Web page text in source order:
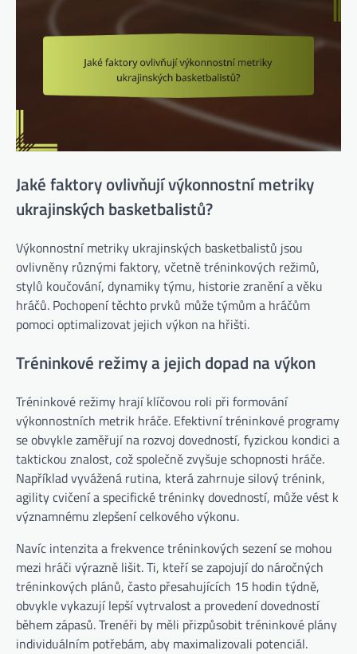
Jaké faktory ovlivňují výkonnostní metriky
ukrajinských basketbalistů?
Výkonnostní metriky ukrajinských basketbalistů jsou
ovlivněny různými faktory, včetně tréninkových režimů,
stylů koučování, dynamiky týmu, historie zranění a věku
hráčů. Pochopení těchto prvků může týmům a hráčům
pomoci optimalizovat jejich výkon na hřišti.
Tréninkové režimy a jejich dopad na výkon
Tréninkové režimy hrají klíčovou roli při formování
výkonnostních metrik hráče. Efektivní tréninkové programy
se obvykle zaměřují na rozvoj dovedností, fyzickou kondici a
taktickou znalost, což společně zvyšuje schopnosti hráče.
Například vyvážená rutina, která zahrnuje silový trénink,
agility cvičení a specifické tréninky dovedností, může vést k
významnému zlepšení celkového výkonu.
Navíc intenzita a frekvence tréninkových sezení se mohou
mezi hráči výrazně lišit. Ti, kteří se zapojují do náročných
tréninkových plánů, často přesahujících 15 hodin týdně,
obvykle vykazují lepší vytrvalost a provedení dovedností
během zápasů. Trenéři by měli přizpůsobit tréninkové plány
individuálním potřebám, aby maximalizovali potenciál.